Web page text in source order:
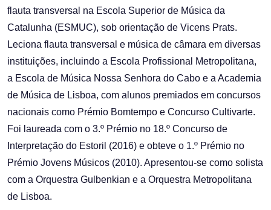
flauta transversal na Escola Superior de Música da
Catalunha (ESMUC), sob orientação de Vicens Prats.
Leciona flauta transversal e música de câmara em diversas
instituições, incluindo a Escola Profissional Metropolitana,
a Escola de Música Nossa Senhora do Cabo e a Academia
de Música de Lisboa, com alunos premiados em concursos
nacionais como Prémio Bomtempo e Concurso Cultivarte.
Foi laureada com o 3.º Prémio no 18.º Concurso de
Interpretação do Estoril (2016) e obteve o 1.º Prémio no
Prémio Jovens Músicos (2010). Apresentou-se como solista
com a Orquestra Gulbenkian e a Orquestra Metropolitana
de Lisboa.